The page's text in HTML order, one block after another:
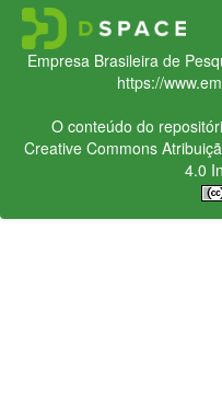
Empresa Brasileira de
https://
O conteúdo do
Creative Commons
4.0